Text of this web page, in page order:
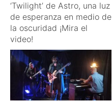
‘Twilight’ de Astro, una luz
de esperanza en medio de
la oscuridad ¡Mira el
video!